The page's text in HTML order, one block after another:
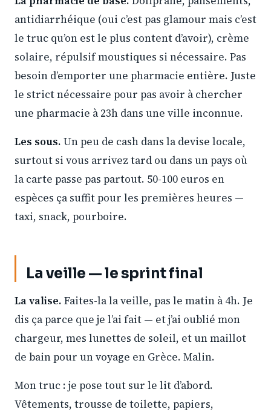
antidiarrhéique (oui c’est pas glamour mais c’est
le truc qu’on est le plus content d’avoir), crème
solaire, répulsif moustiques si nécessaire. Pas
besoin d’emporter une pharmacie entière. Juste
le strict nécessaire pour pas avoir à chercher
une pharmacie à 23h dans une ville inconnue.
Les sous. Un peu de cash dans la devise locale,
surtout si vous arrivez tard ou dans un pays où
la carte passe pas partout. 50-100 euros en
espèces ça suffit pour les premières heures —
taxi, snack, pourboire.
La veille — le sprint final
La valise. Faites-la la veille, pas le matin à 4h. Je
dis ça parce que je l’ai fait — et j’ai oublié mon
chargeur, mes lunettes de soleil, et un maillot
de bain pour un voyage en Grèce. Malin.
Mon truc : je pose tout sur le lit d’abord.
Vêtements, trousse de toilette, papiers,